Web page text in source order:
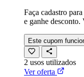
Faça cadastro
e ganhe
Este cupom
2 usos utilizados
Ver oferta